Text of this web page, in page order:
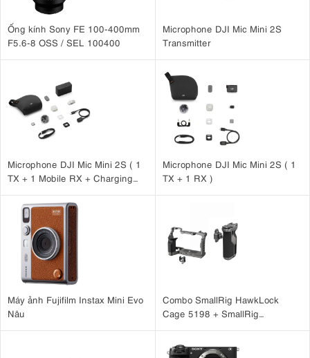
Ống kính Sony FE 100-400mm
F5.6-8 OSS / SEL 100400
Microphone DJI Mic Mini 2S
Transmitter
Microphone DJI Mic Mini 2S ( 1
TX + 1 Mobile RX + Charging
Microphone DJI Mic Mini 2S ( 1
TX + 1 RX )
Máy ảnh Fujifilm Instax Mini Evo
Nâu
Combo SmallRig HawkLock
Cage 5198 + SmallRig